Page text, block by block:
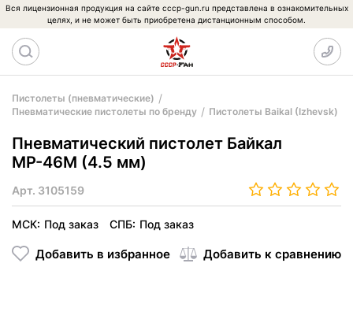
Вся лицензионная продукция на сайте cccp-gun.ru представлена в ознакомительных
целях, и не может быть приобретена дистанционным способом.
Пистолеты (пневматические)
Пневматические пистолеты по бренду
Пистолеты Baikal (Izhevsk)
Пневматический пистолет Байкал
МР-46М (4.5 мм)
Арт. 3105159
МСК: Под заказ СПБ: Под заказ
Добавить в избранное Добавить к сравнению